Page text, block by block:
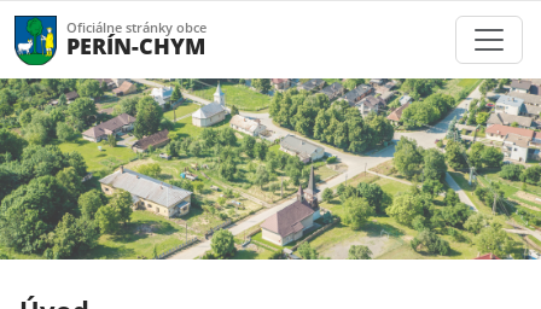
Oficiálne stránky obce
PERÍN-CHYM